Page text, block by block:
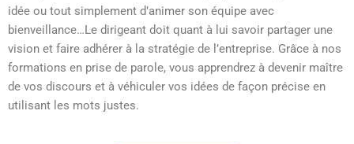
idée ou tout simplement d’animer son équipe avec
bienveillance…Le dirigeant doit quant à lui savoir partager une
vision et faire adhérer à la stratégie de l’entreprise. Grâce à nos
formations en prise de parole, vous apprendrez à devenir maître
de vos discours et à véhiculer vos idées de façon précise en
utilisant les mots justes.